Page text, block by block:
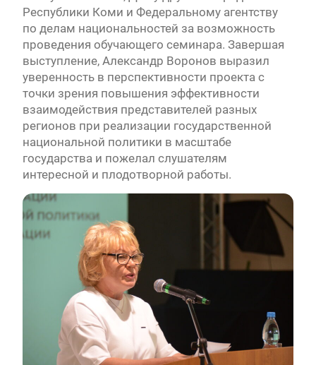
Республики Коми и Федеральному агентству
по делам национальностей за возможность
проведения обучающего семинара. Завершая
выступление, Александр Воронов выразил
уверенность в перспективности проекта с
точки зрения повышения эффективности
взаимодействия представителей разных
регионов при реализации государственной
национальной политики в масштабе
государства и пожелал слушателям
интересной и плодотворной работы.